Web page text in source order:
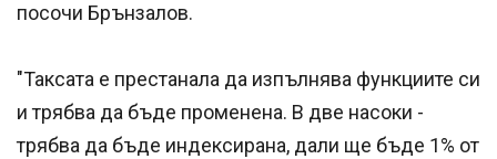
посочи Брънзалов.
"Таксата е престанала да изпълнява функциите си
и трябва да бъде променена. В две насоки -
трябва да бъде индексирана, дали ще бъде 1% от